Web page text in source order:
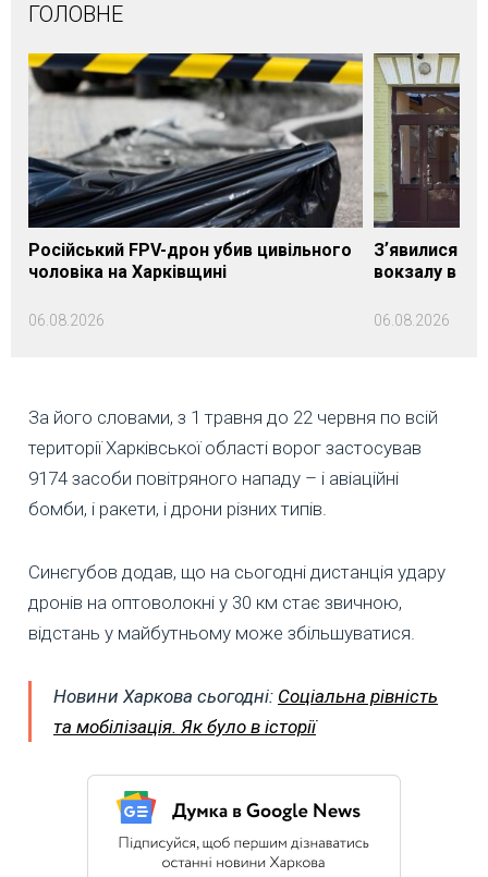
ГОЛОВНЕ
Російський FPV-дрон убив цивільного
чоловіка на Харківщині
06.08.2026
Зʼявилися
вокзалу в
06.08.2026
За його словами, з 1 травня до 22 червня по всій
території Харківської області ворог застосував
9174 засоби повітряного нападу – і авіаційні
бомби, і ракети, і дрони різних типів.
Синєгубов додав, що на сьогодні дистанція удару
дронів на оптоволокні у 30 км стає звичною,
відстань у майбутньому може збільшуватися.
Новини Харкова сьогодні: Соціальна рівність
та мобілізація. Як було в історії